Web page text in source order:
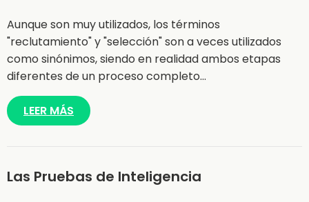
Aunque son muy utilizados, los términos
"reclutamiento" y "selección" son a veces utilizados
como sinónimos, siendo en realidad ambos etapas
diferentes de un proceso completo…
LEER MÁS
Las Pruebas de Inteligencia